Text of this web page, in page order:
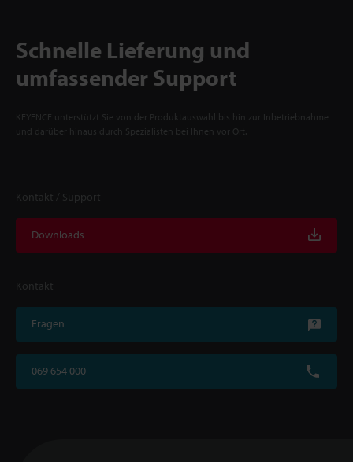
Schnelle Lieferung und
umfassender Support
KEYENCE unterstützt Sie von der Produktauswahl bis hin zur Inbetriebnahme
und darüber hinaus durch Spezialisten bei Ihnen vor Ort.
Kontakt / Support
Downloads
Kontakt
Fragen
069 654 000